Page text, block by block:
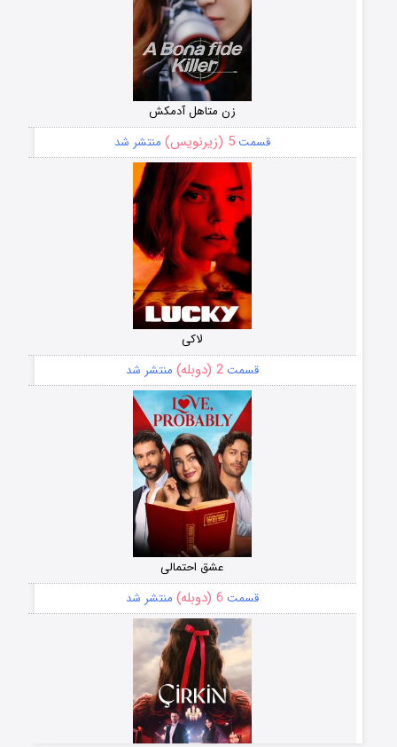
زن متاهل آدمکش
قسمت5 (زیرنویس) منتشر شد
لاکی
قسمت2 (دوبله) منتشر شد
عشق احتمالی
قسمت 6 (دوبله) منتشر شد